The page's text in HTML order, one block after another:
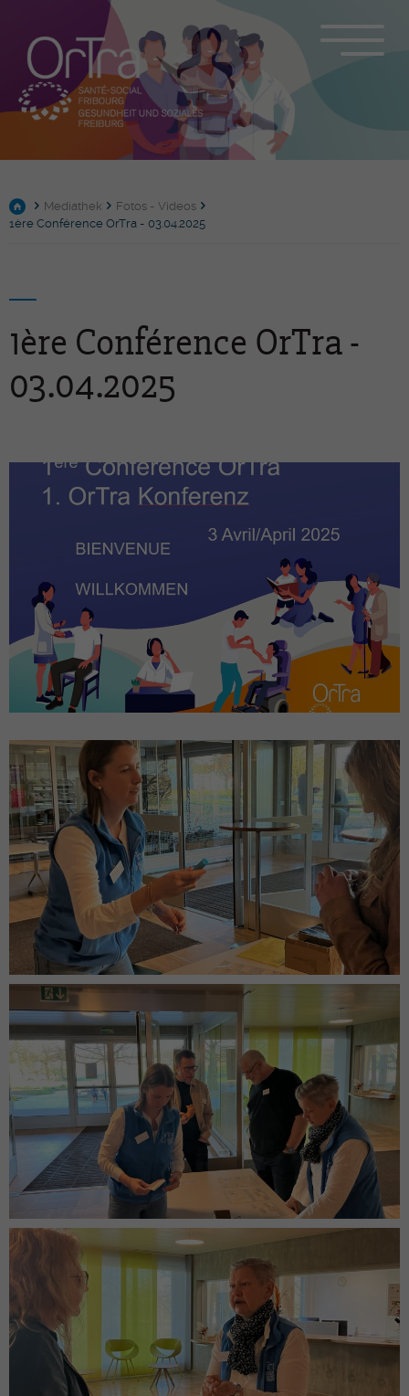
Mediathek
Fotos - Videos
1ère Conférence OrTra - 03.04.2025
1ère Conférence OrTra -
03.04.2025